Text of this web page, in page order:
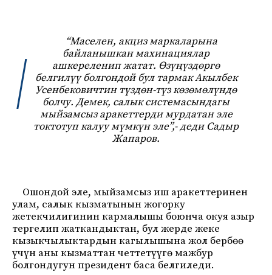
“Маселен, акциз маркаларына
байланышкан махинациялар
ашкереленип жатат. Өзүңүздөргө
белгилүү болгондой бул тармак Акылбек
Усенбековичтин түздөн-түз көзөмөлүндө
болчу. Демек, салык системасындагы
мыйзамсыз аракеттерди мурдатан эле
токтотуп калуу мүмкүн эле”,-деди Садыр
Жапаров.
Ошондой эле, мыйзамсыз иш аракеттеринен
улам, салык кызматынын жогорку
жетекчилигинин кармалышы боюнча окуя азыр
тергелип жаткандыктан, бул жерде жеке
кызыкчылыктардын кагылышына жол бербөө
үчүн аны кызматтан четтетүүгө мажбур
болгондугун президент баса белгиледи.